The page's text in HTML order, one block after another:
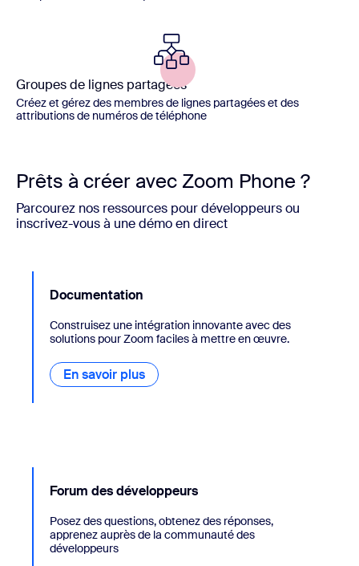
Groupes de lignes partagées
Créez et gérez des membres de lignes partagées et des
attributions de numéros de téléphone
Prêts à créer avec Zoom Phone ?
Parcourez nos ressources pour développeurs ou
inscrivez-vous à une démo en direct
Documentation
Construisez une intégration innovante avec des
solutions pour Zoom faciles à mettre en œuvre.
En savoir plus
Forum des développeurs
Posez des questions, obtenez des réponses,
apprenez auprès de la communauté des
développeurs